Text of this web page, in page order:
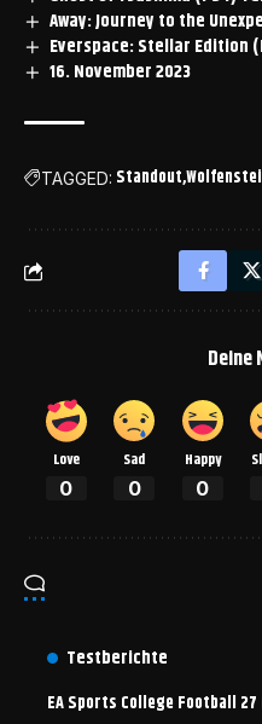
Away: Journey to the
Everspace: Stellar Edition
16. November 2023
TAGGED: Standout
Deine
Love
0
Sad
0
Happy
0
Testberichte
EA Sports College Football